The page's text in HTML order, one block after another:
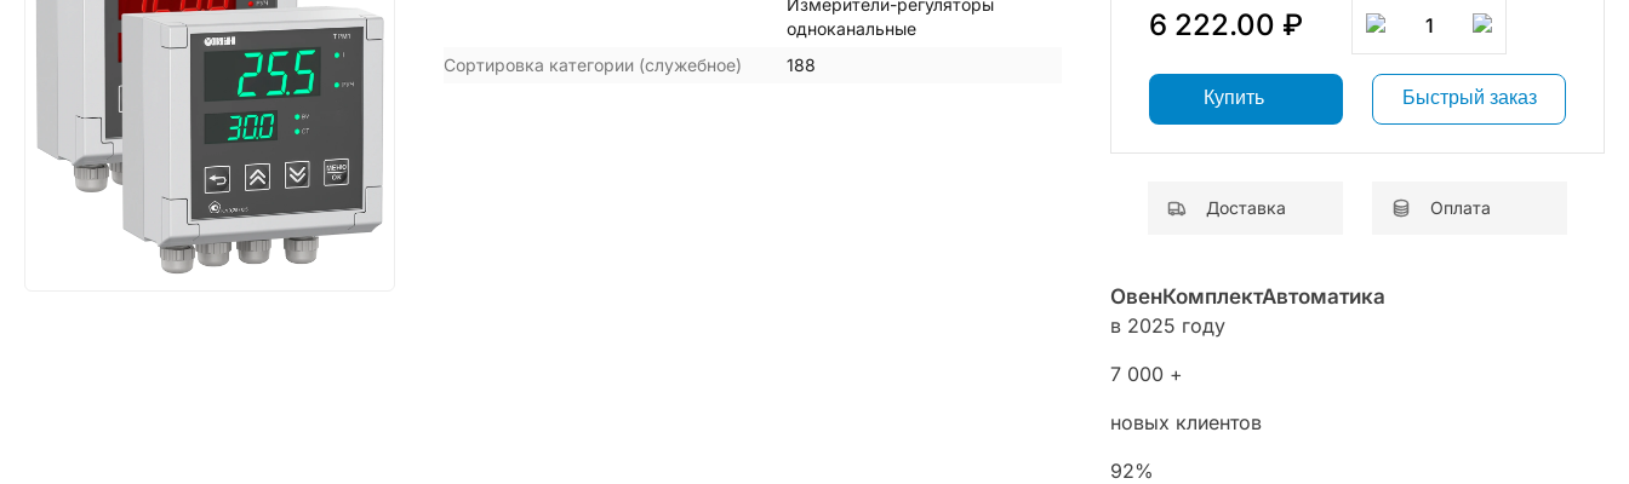
одноканальные
Сортировка категории (служебное)
188
6 222.00 ₽ 1
Купить Быстрый заказ
Доставка Оплата
ОвенКомплектАвтоматика
в 2025 году
7 000 +
новых клиентов
92%